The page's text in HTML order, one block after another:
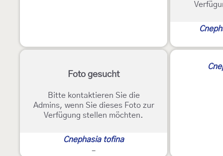
Foto gesucht
Bitte kontaktieren Sie die
Admins, wenn Sie dieses Foto zur
Verfügung stellen möchten.
Cnephasia tofina
-